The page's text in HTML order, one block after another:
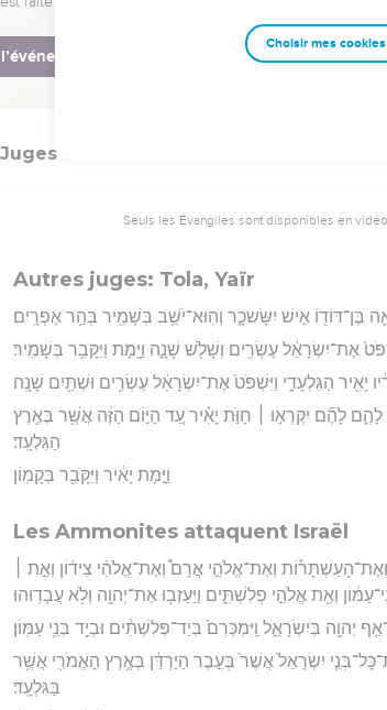
אֱלֹהִ֖ים בְּרֹאשָׁ֑ם וַתָּבֹ֣א אֲלֵיהֶ֔ם קִֽלֲלַ֖ת יוֹתָ֥ם בֶּן־יְרֻבָּֽעַל׃
Hébreu : © Westminster Leningrad Codex - tanach.us ---
Juges
Seuls les Évangiles sont disponibles en
Autres juges: Tola, Yaïr
בֶּן־דּוֹד֖וֹ אִ֣ישׁ יִשָּׂשכָ֑ר וְהֽוּא־יֹשֵׁ֥ב בְּשָׁמִ֖יר בְּהַ֥ר אֶפְרָֽיִם׃
אֶת־יִשְׂרָאֵ֔ל עֶשְׂרִ֥ים וְשָׁלֹ֖שׁ שָׁנָ֑ה וַיָּ֖מָת וַיִּקָּבֵ֥ר בְּשָׁמִֽיר׃
יָאִ֖יר הַגִּלְעָדִ֑י וַיִּשְׁפֹּט֙ אֶת־יִשְׂרָאֵ֔ל עֶשְׂרִ֥ים וּשְׁתַּ֖יִם שָׁנָֽה׃
לָהֶ֑ם לָהֶ֞ם יִקְרְא֣וּ ׀ חַוֺּ֣ת יָאִ֗יר עַ֚ד הַיּ֣וֹם הַזֶּ֔ה אֲשֶׁ֖ר בְּאֶ֥רֶץ
הַגִּלְעָֽד׃
וַיָּ֣מָת יָאִ֔יר וַיִּקָּבֵ֖ר בְּקָמֽוֹן׃
Les Ammonites attaquent Israël
וְאֶת־אֱלֹהֵ֣י אֲרָם֩ וְאֶת־אֱלֹהֵ֨י צִיד֜וֹן וְאֵ֣ת ׀
וְאֵ֖ת אֱלֹהֵ֣י פְלִשְׁתִּ֑ים וַיַּעַזְב֥וּ אֶת־יְהוָ֖ה וְלֹ֥א עֲבָדֽוּהוּ׃
יְהוָ֖ה בְּיִשְׂרָאֵ֑ל וַֽיִּמְכְּרֵם֙ בְּיַד־פְּלִשְׁתִּ֔ים וּבְיַ֖ד בְּנֵ֥י עַמּֽוֹן׃
יִשְׂרָאֵל֙ אֲשֶׁר֙ בְּעֵ֣בֶר הַיַּרְדֵּ֔ן בְּאֶ֥רֶץ הָאֱמֹרִ֖י אֲשֶׁ֥ר
בַּגִּלְעָֽד׃
Choisir mes cookies